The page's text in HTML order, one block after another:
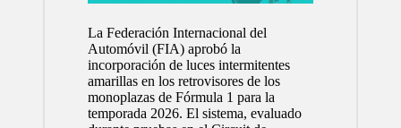
La Federación Internacional del
Automóvil (FIA) aprobó la
incorporación de luces intermitentes
amarillas en los retrovisores de los
monoplazas de Fórmula 1 para la
temporada 2026. El sistema, evaluado